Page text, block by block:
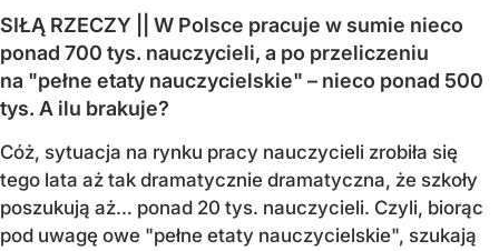
SIŁĄ RZECZY || W Polsce pracuje w sumie nieco
ponad 700 tys. nauczycieli, a po przeliczeniu
na "pełne etaty nauczycielskie" – nieco ponad 500
tys. A ilu brakuje?
Cóż, sytuacja na rynku pracy nauczycieli zrobiła się
tego lata aż tak dramatycznie dramatyczna, że szkoły
poszukują aż… ponad 20 tys. nauczycieli. Czyli, biorąc
pod uwagę owe "pełne etaty nauczycielskie", szukają